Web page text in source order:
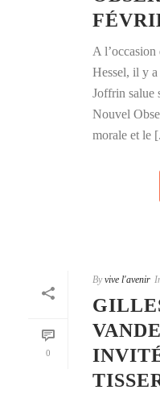
A
Hessel, il y
Joffrin salue
Nouvel
morale et le
0
By vive l'avenir